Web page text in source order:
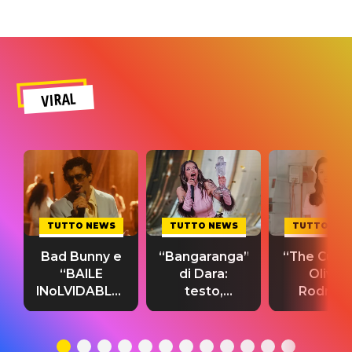
VIRAL
TUTTO NEWS
Bad Bunny e
“BAILE
INoLVIDABLE”:
testo,
significato
TUTTO NEWS
“Bangaranga”
di Dara:
testo,
traduzione e
del singolo
TUTTO
“The
Olivia
testo,